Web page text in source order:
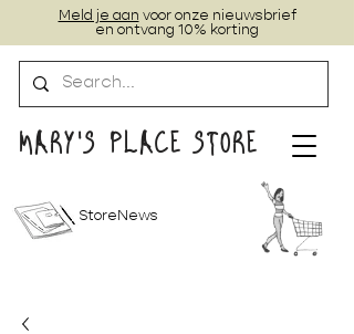
MARY'S PLACE STORE
StoreNews
Meld je aan voor onze nieuwsbrief
en ontvang 10% korting